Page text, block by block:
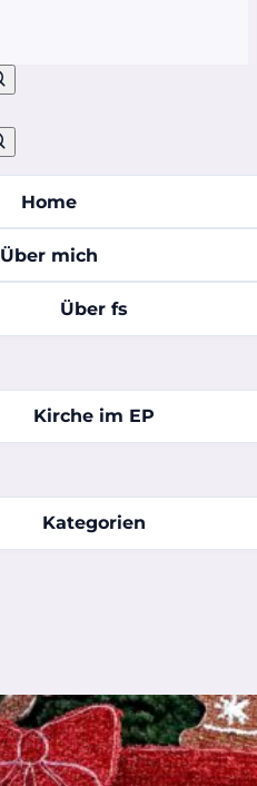
Home
Über mich
Über fs
Kirche im EP
Kategorien